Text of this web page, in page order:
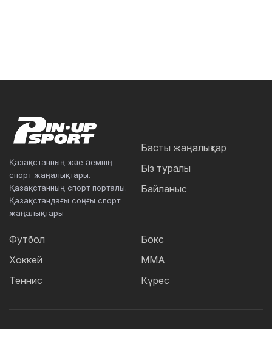
Қазақстанның және әлемнің
спорт жаңалықтары.
Қазақстанның спорт порталы.
Қазақстандағы соңғы спорт
жаңалықтары
Басты жаңалықтар
Біз туралы
Байланыс
Футбол
Хоккей
Теннис
Бокс
ММА
Күрес